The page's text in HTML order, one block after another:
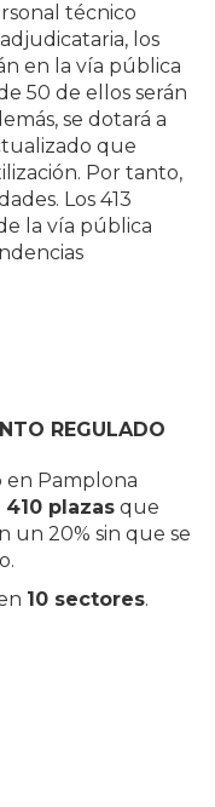
técnico
los
en la vía pública
50 de ellos serán
se dotará a
que
Por tanto,
Los 413
la vía pública
REGULADO
en Pamplona
410 plazas que
un 20% sin que se
10 sectores.